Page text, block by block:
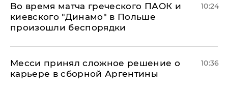
Во время матча греческого ПАОК и
киевского "Динамо" в Польше
произошли беспорядки
10:24
Месси принял сложное решение о
карьере в сборной Аргентины
10:36